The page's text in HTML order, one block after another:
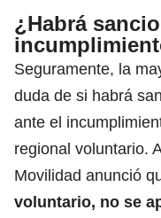
¿Habrá
Seguramente, la
duda de si habrá
ante el
regional voluntario.
Movilidad anunció
voluntario, no se